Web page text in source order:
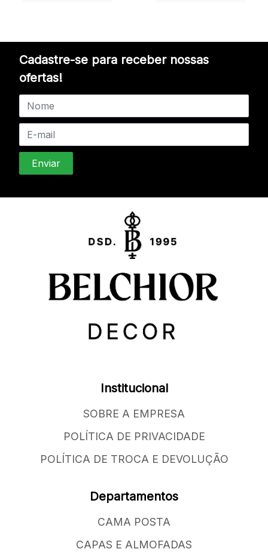
Cadastre-se para receber nossas
ofertas!
Institucional
SOBRE A EMPRESA
POLÍTICA DE PRIVACIDADE
POLÍTICA DE TROCA E DEVOLUÇÃO
Departamentos
CAMA POSTA
CAPAS E ALMOFADAS